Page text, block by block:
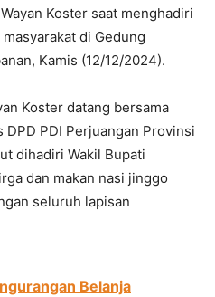
Koster saat menghadiri
di Gedung
Kamis (12/12/2024).
Koster datang bersama
PDI Perjuangan Provinsi
dihadiri Wakil Bupati
dan makan nasi jinggo
seluruh lapisan
Belanja